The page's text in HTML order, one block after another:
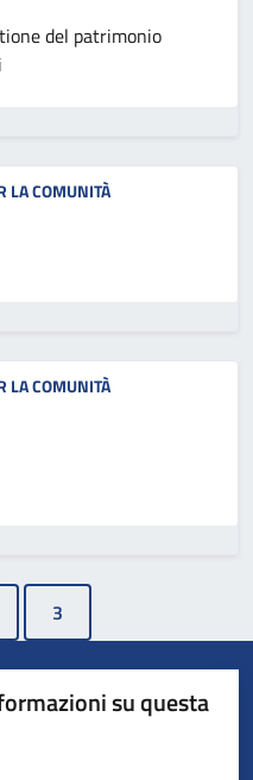
del patrimonio
LA COMUNITÀ
LA COMUNITÀ
su questa